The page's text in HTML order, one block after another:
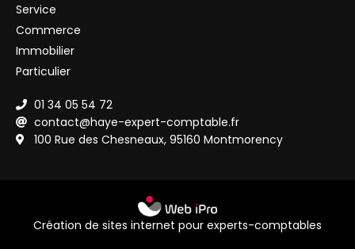
Service
Commerce
Immobilier
Particulier
01 34 05 54 72
contact@haye-expert-comptable.fr
100 Rue des Chesneaux, 95160 Montmorency
Création de sites internet pour experts-comptables